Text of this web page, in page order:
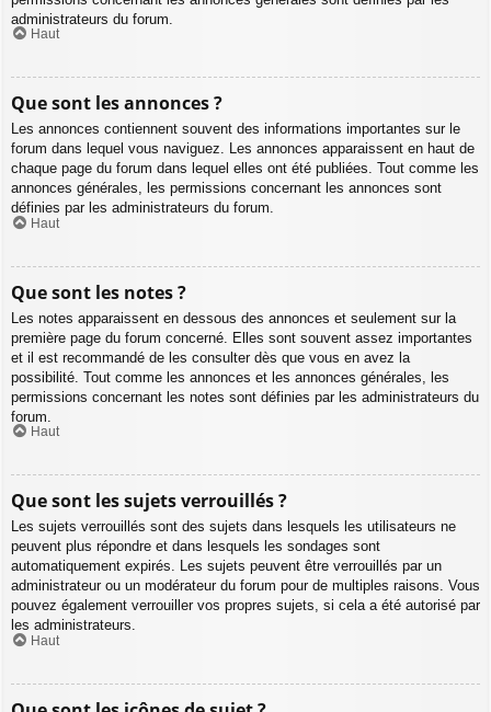
administrateurs du forum.
Haut
Que sont les annonces ?
Les annonces contiennent souvent des informations importantes sur le
forum dans lequel vous naviguez. Les annonces apparaissent en haut de
chaque page du forum dans lequel elles ont été publiées. Tout comme les
annonces générales, les permissions concernant les annonces sont
définies par les administrateurs du forum.
Haut
Que sont les notes ?
Les notes apparaissent en dessous des annonces et seulement sur la
première page du forum concerné. Elles sont souvent assez importantes
et il est recommandé de les consulter dès que vous en avez la
possibilité. Tout comme les annonces et les annonces générales, les
permissions concernant les notes sont définies par les administrateurs du
forum.
Haut
Que sont les sujets verrouillés ?
Les sujets verrouillés sont des sujets dans lesquels les utilisateurs ne
peuvent plus répondre et dans lesquels les sondages sont
automatiquement expirés. Les sujets peuvent être verrouillés par un
administrateur ou un modérateur du forum pour de multiples raisons. Vous
pouvez également verrouiller vos propres sujets, si cela a été autorisé par
les administrateurs.
Haut